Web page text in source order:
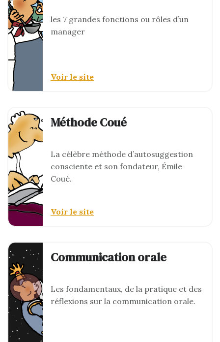
les 7 grandes fonctions ou rôles d’un
manager
Voir le site
Méthode Coué
La célèbre méthode d’autosuggestion
consciente et son fondateur, Émile
Coué.
Voir le site
Communication orale
Les fondamentaux, de la pratique et des
réflexions sur la communication orale.